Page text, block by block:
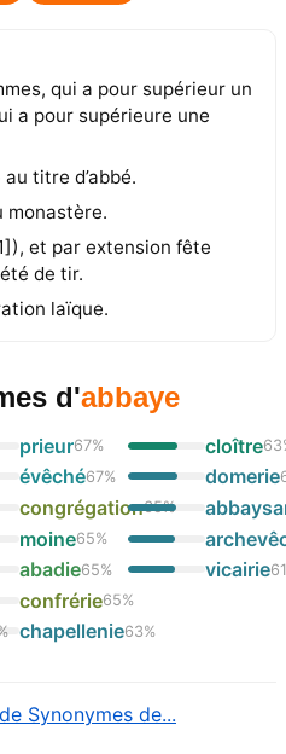
qui a pour supérieur un
a pour supérieure une
titre d’abbé.
monastère.
et par extension fête
de tir.
laïque.
d'abbaye
prieur67%
évêché67%
congrégation65%
moine65%
abadie65%
confrérie65%
chapellenie63%
cloître63
domerie
vicairie
Synonymes de...